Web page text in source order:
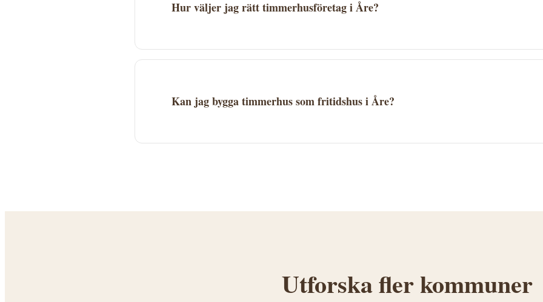
Hur väljer jag rätt timmerhusföretag i Åre?
Kontrollera att företaget har erfarenhet av den typ av timmerhus du vill bygga.
Kan jag bygga timmerhus som fritidshus i Åre?
Utforska fler kommuner